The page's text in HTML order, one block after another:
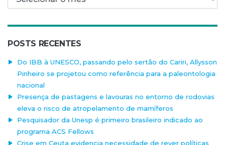
POSTS RECENTES
Do IBB à UNESCO, passando pelo sertão do Cariri, Allysson
Pinheiro se projetou como referência para a paleontologia
nacional
Presença de pastagens e lavouras no entorno de rodovias
eleva o risco de atropelamento de mamíferos
Pesquisador da Unesp é primeiro brasileiro indicado ao
programa ACS Fellows
Crise em Ceuta evidencia necessidade de rever políticas